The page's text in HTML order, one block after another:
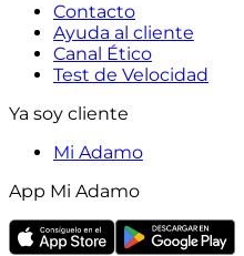
Contacto
Ayuda al cliente
Canal Ético
Test de Velocidad
Ya soy cliente
Mi Adamo
App Mi Adamo